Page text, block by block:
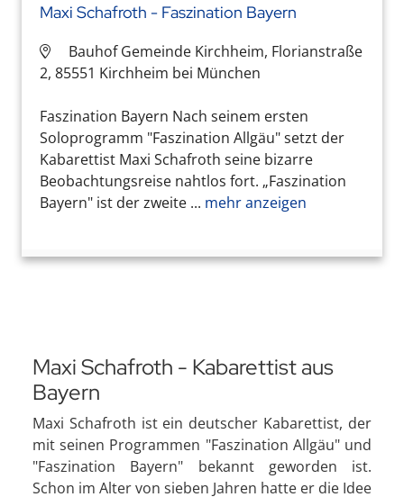
Maxi Schafroth - Faszination Bayern
Bauhof Gemeinde Kirchheim, Florianstraße
2, 85551 Kirchheim bei München
Faszination Bayern Nach seinem ersten
Soloprogramm "Faszination Allgäu" setzt der
Kabarettist Maxi Schafroth seine bizarre
Beobachtungsreise nahtlos fort. „Faszination
Bayern" ist der zweite ... mehr anzeigen
Maxi Schafroth - Kabarettist aus
Bayern
Maxi Schafroth ist ein deutscher Kabarettist, der
mit seinen Programmen "Faszination Allgäu" und
"Faszination Bayern" bekannt geworden ist.
Schon im Alter von sieben Jahren hatte er die Idee